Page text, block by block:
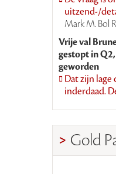
uitzend-/
Mark M. Bol
Vrije val
gestopt in
geworden
Dat zijn lage
inderdaad.
Gold